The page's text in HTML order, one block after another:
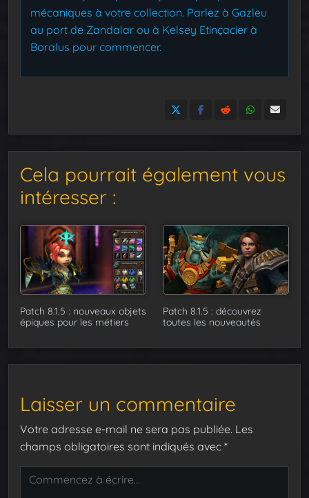
mécaniques à votre collection. Parlez à Gazleu
au port de Zandalar ou à Kelsey Etinçacier à
Boralus pour commencer.
Cela pourrait également vous
intéresser :
Patch 8.1.5 : nouveaux objets
épiques pour les métiers
Patch 8.1.5 : découvrez
toutes les nouveautés
Laisser un commentaire
Votre adresse e-mail ne sera pas publiée. Les
champs obligatoires sont indiqués avec *